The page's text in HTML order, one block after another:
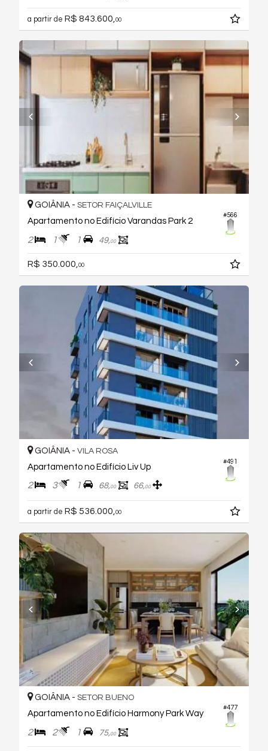
a partir de R$ 843.600, 00
#566
GOIÂNIA - SETOR FAIÇALVILLE
Apartamento no Edifício Varandas Park 2
2 1 1 49,00
R$ 350.000,00
#491
GOIÂNIA - VILA ROSA
Apartamento no Edifício Liv Up
2 3 1 68,00 66,00
a partir de R$ 536.000, 00
#477
GOIÂNIA - SETOR BUENO
Apartamento no Edifício Harmony Park Way
2 2 1 75,00